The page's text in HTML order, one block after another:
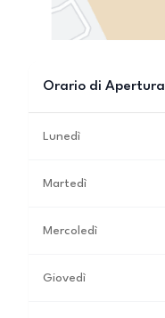
Orario di Apertura
Lunedì
Martedì
Mercoledì
Giovedì